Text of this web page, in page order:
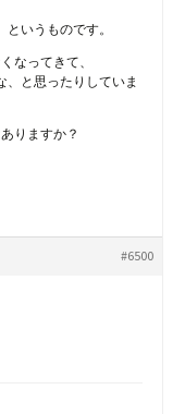
いうものです。
なってきて、
、と思ったりしていま
りますか？
#6500